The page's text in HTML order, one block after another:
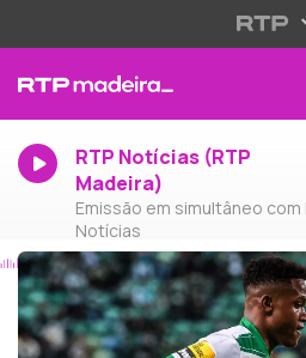
RTP Notícias (RTP
Madeira)
Emissão em simultâneo com
Notícias